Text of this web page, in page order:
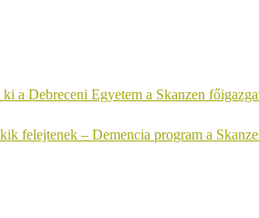
a Debreceni Egyetem a Skanzen
felejtenek – Demencia program a